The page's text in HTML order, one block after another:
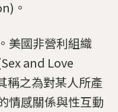
。
美國非營利組織
and Love
之為對某人所產
情感關係與性互動